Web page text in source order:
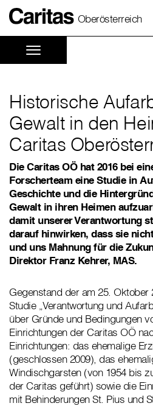
Oberösterreich
Historische
Gewalt in den
Caritas
Die Caritas OÖ hat 2016 bei
Forscherteam eine Studie in
Geschichte und die
Gewalt in ihren Heimen
damit unserer Verantwortung
darauf hinwirken, dass sie
und uns Mahnung für die
Direktor Franz Kehrer, MAS.
Gegenstand der am 25. Oktober
Studie „Verantwortung und
über Gründe und Bedingungen
Einrichtungen der Caritas OÖ
Einrichtungen: das ehemalige
(geschlossen 2009), das
Windischgarsten (von 1954 bis
der Caritas geführt) sowie die
mit Behinderungen St. Pius und